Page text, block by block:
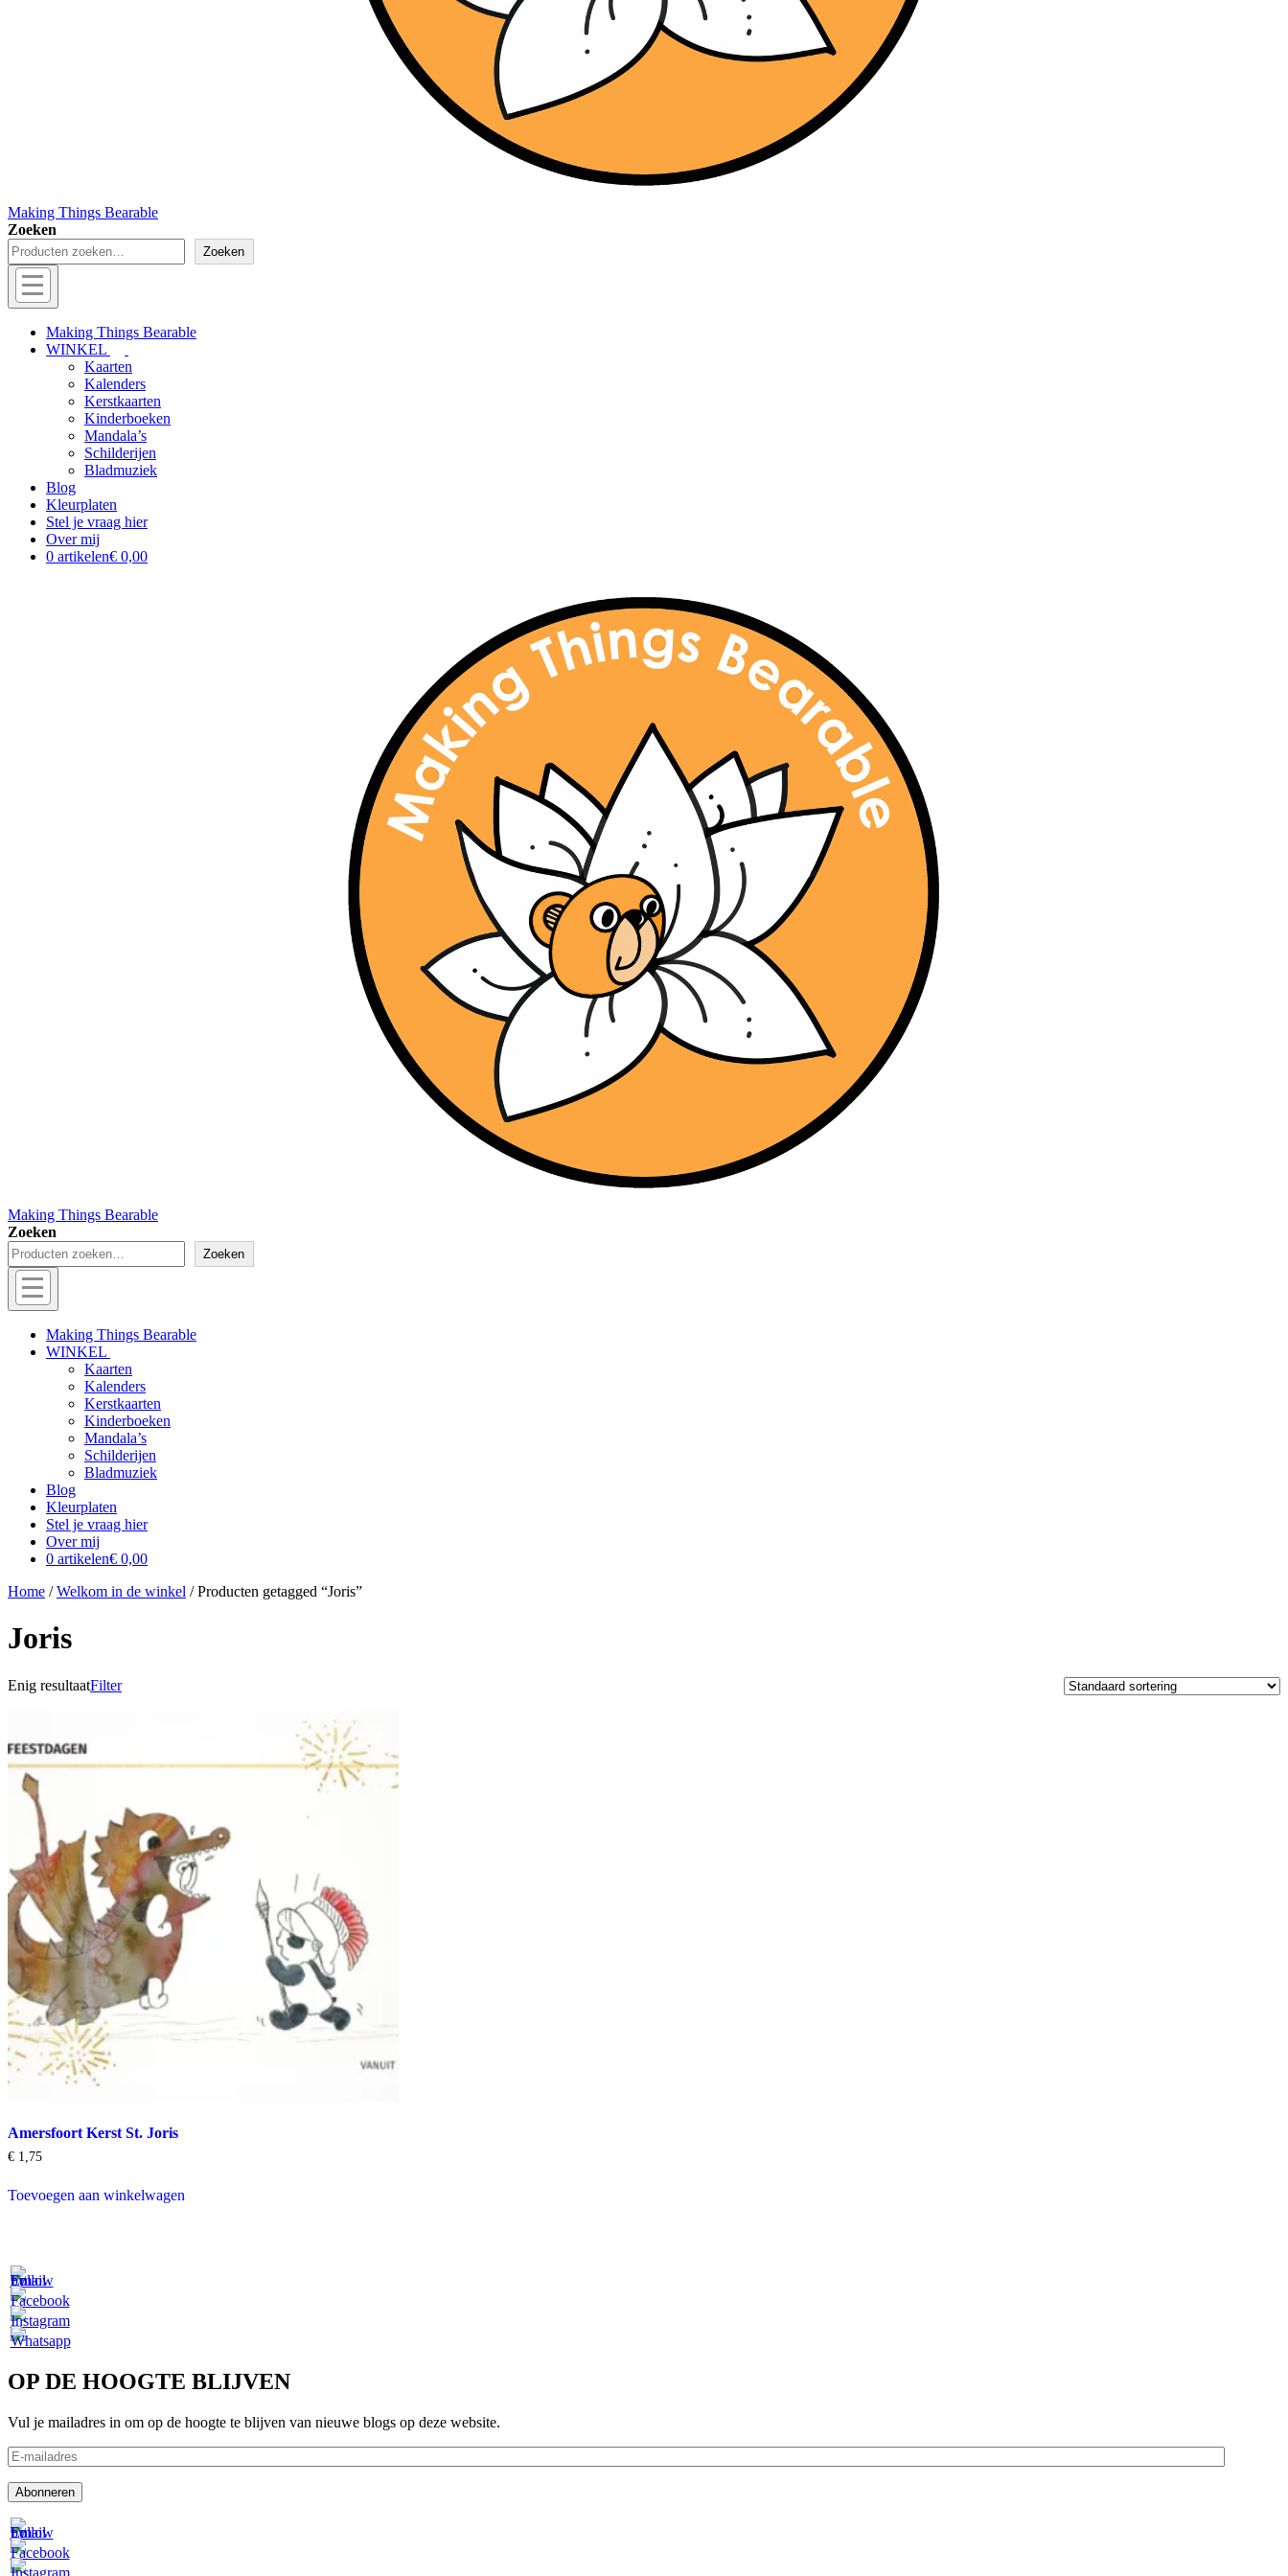
Making Things Bearable
Zoeken
Zoeken
Hoofd
navigatie
Menu
Making Things Bearable
WINKEL
Kaarten
Kalenders
Kerstkaarten
Kinderboeken
Mandala’s
Schilderijen
Bladmuziek
Blog
Kleurplaten
Stel je vraag hier
Over mij
0 artikelen€ 0,00
Making Things Bearable
Zoeken
Zoeken
Menu
Off
canvas
Making Things Bearable
WINKEL
Kaarten
Kalenders
Kerstkaarten
Kinderboeken
Mandala’s
Schilderijen
Bladmuziek
Blog
Kleurplaten
Stel je vraag hier
Over mij
0 artikelen€ 0,00
Home /Welkom in de winkel / Producten getagged “Joris”
Joris
Filter
Enig resultaat
Amersfoort Kerst St. Joris
€ 1,75
Toevoegen aan winkelwagen
OP DE HOOGTE BLIJVEN
Vul je mailadres in om op de hoogte te blijven van nieuwe blogs op deze website.
E-
mailadres
Abonneren